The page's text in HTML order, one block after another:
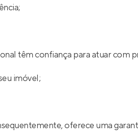
têm confiança para atuar com
imóvel;
oferece uma